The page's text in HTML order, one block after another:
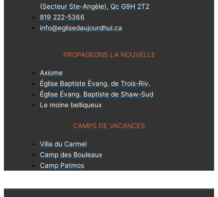
(Secteur Ste-Angèle), Qc G9H 2T2
819 222-5366
info@eglisedaujourdhui.ca
PROPAGEONS LA NOUVELLE
Axiome
Église Baptiste Évang. de Trois-Riv.
Église Évang. Baptiste de Shaw-Sud
Le moine belliqueux
CAMPS DE VACANCES
Villa du Carmel
Camp des Bouleaux
Camp Patmos